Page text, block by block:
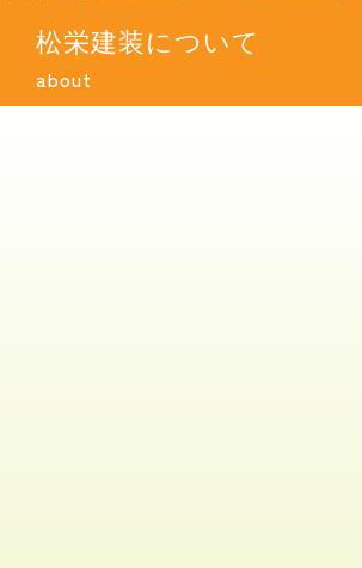
松栄建装について
about